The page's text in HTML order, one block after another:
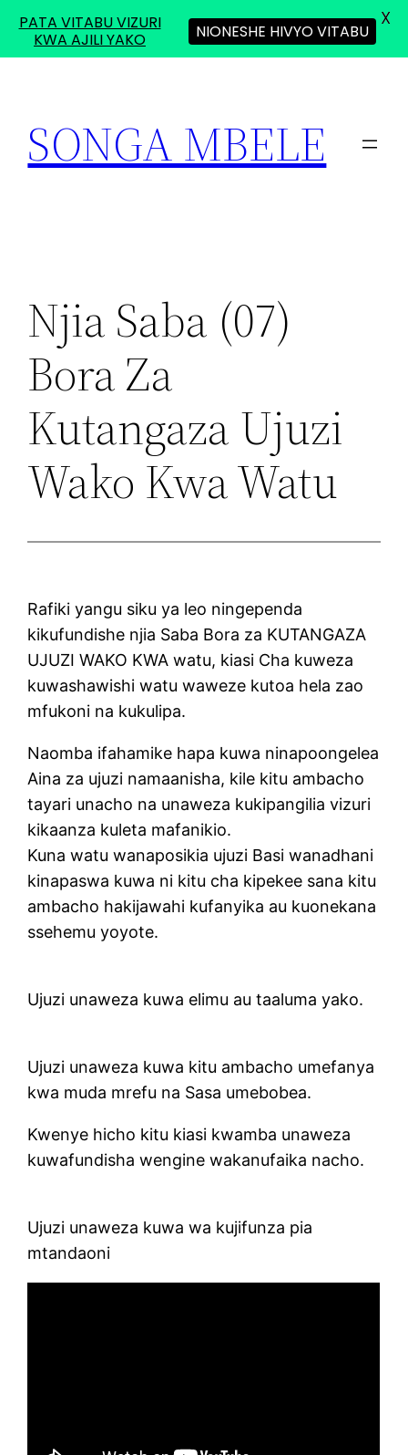
content
SONGA MBELE
Njia Saba (07)
Bora Za
Kutangaza Ujuzi
Wako Kwa Watu
Rafiki yangu siku ya leo ningependa
kikufundishe njia Saba Bora za KUTANGAZA
UJUZI WAKO KWA watu, kiasi Cha kuweza
kuwashawishi watu waweze kutoa hela zao
mfukoni na kukulipa.
Naomba ifahamike hapa kuwa ninapoongelea
Aina za ujuzi namaanisha, kile kitu ambacho
tayari unacho na unaweza kukipangilia vizuri
kikaanza kuleta mafanikio.
Kuna watu wanaposikia ujuzi Basi wanadhani
kinapaswa kuwa ni kitu cha kipekee sana kitu
ambacho hakijawahi kufanyika au kuonekana
ssehemu yoyote.
Ujuzi unaweza kuwa elimu au taaluma yako.
Ujuzi unaweza kuwa kitu ambacho umefanya
kwa muda mrefu na Sasa umebobea.
Kwenye hicho kitu kiasi kwamba unaweza
kuwafundisha wengine wakanufaika nacho.
Ujuzi unaweza kuwa wa kujifunza pia
mtandaoni
PATA VITABU VIZURI
KWA AJILI YAKO
NIONESHE HIVYO VITABU
X